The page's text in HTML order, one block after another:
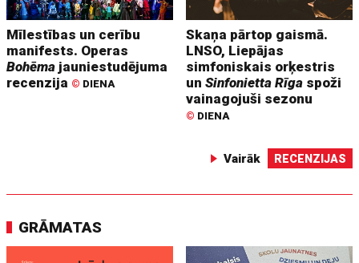
Mīlestības un cerību
manifests. Operas
Bohēma jauniestudējuma
recenzija © DIENA
Skaņa pārtop gaismā.
LNSO, Liepājas
simfoniskais orķestris
unSinfonietta Rīga spoži
vainagojuši sezonu
© DIENA
Vairāk RECENZIJAS
GRĀMATAS